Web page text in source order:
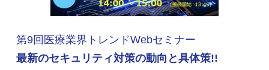
第9回医療業界トレンドWebセミナー
最新のセキュリティ対策の動向と具体策!!